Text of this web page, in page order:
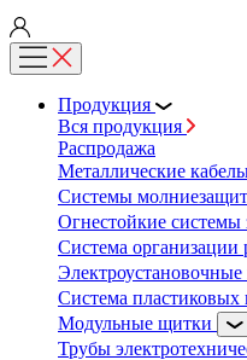
Продукция
Вся продукция
Распродажа
Металлические
Системы
Огнестойкие системы
Система организации
Электроустановочные
Система пластиковых
Модульные щитки
Трубы